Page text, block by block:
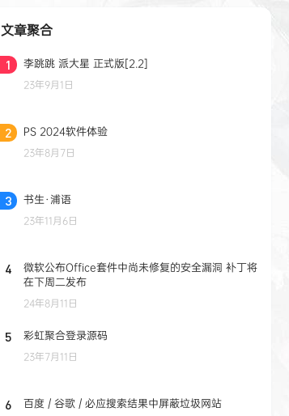
文章聚合
1 李跳跳 派大星 正式版[2.2]
23年9月1日
2 PS 2024软件体验
23年8月7日
3 书生·浦语
23年11月6日
4
微软公布Office套件中尚未修复的安全漏洞 补丁将
在下周二发布
24年8月11日
5 彩虹聚合登录源码
23年7月11日
6 百度 / 谷歌 / 必应搜索结果中屏蔽垃圾网站